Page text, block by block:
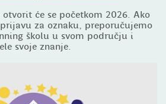
će se početkom 2026. Ako
za oznaku, preporučujemo
školu u svom području i
svoje znanje.